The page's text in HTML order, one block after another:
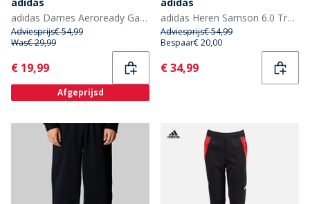
adidas Dames Aeroready Game And Go Tapered Fleece Joggingbroek Gloy Grey/Wit
Adviesprijs€ 54,99
Was€ 29,99
Current
€ 19,99
Afgeprijsd
adidas Heren Samson 6.0 Track Broeken Olive Strata/Zwart
Adviesprijs€ 54,99
Bespaar€ 20,00
Current
€ 34,99